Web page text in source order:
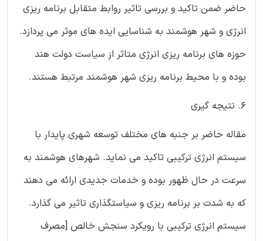
حاضر ضمن تاکید و بررسی تاثیر روابط متقابل برنامه ریزی
انرژی و شهر هوشمند به شناسایی ایده های موثر می پردازد.
حوزه های برنامه ریزی انرژی متاثر از سیاست دولت هند
بوده و با محیط برنامه ریزی شهر هوشمند مرتبط هستند.
۶. نتیجه گیری
مقاله حاضر بر جنبه های مختلف توسعه شهری پایدار با
سیستم انرژی ترکیبی تاکید می نماید. شهرهای هوشمند به
سرعت در حال ظهور بوده و خدمات جدیدی ارائه می دهند
که به شدت بر برنامه ریزی و سیاستگذاری تاثیر می گذارد.
سیستم انرژی ترکیبی با رویکرد سنجش خالص [مصرف